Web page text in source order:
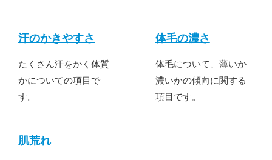
汗のかきやすさ
たくさん汗をかく体質
かについての項目で
す。
体毛の濃さ
体毛について、薄いか
濃いかの傾向に関する
項目です。
肌荒れ